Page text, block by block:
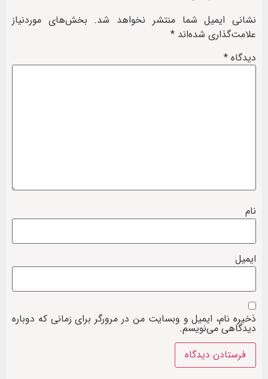
نشانی ایمیل شما منتشر نخواهد شد. بخش‌های موردنیاز
علامت‌گذاری شده‌اند *
دیدگاه *
نام
ایمیل
ذخیره نام، ایمیل و وبسایت من در مرورگر برای زمانی که دوباره
دیدگاهی می‌نویسم.